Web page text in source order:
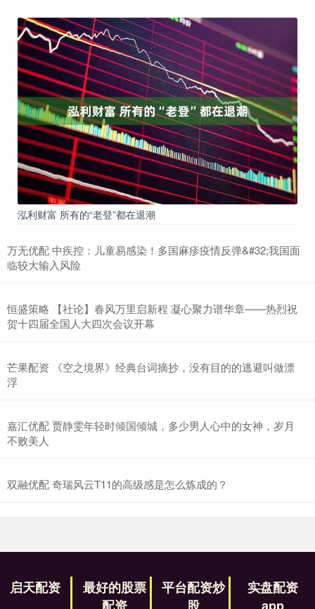
泓利财富 所有的“老登”都在退潮
万无优配 中疾控：儿童易感染！多国麻疹疫情反弹&#32;我国面
临较大输入风险
恒盛策略 【社论】春风万里启新程 凝心聚力谱华章——热烈祝
贺十四届全国人大四次会议开幕
芒果配资 《空之境界》经典台词摘抄，没有目的的逃避叫做漂
浮
嘉汇优配 贾静雯年轻时倾国倾城，多少男人心中的女神，岁月
不败美人
双融优配 奇瑞风云T11的高级感是怎么炼成的？
启天配资
最好的股票
平台配资炒
实盘配资